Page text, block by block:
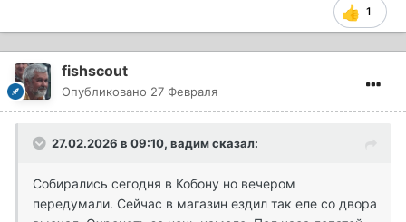
1
fishscout
Опубликовано 27 Февраля
27.02.2026 в 09:10, вадимсказал:
Собирались сегодня в Кобону но вечером
передумали. Сейчас в магазин ездил так еле со двора